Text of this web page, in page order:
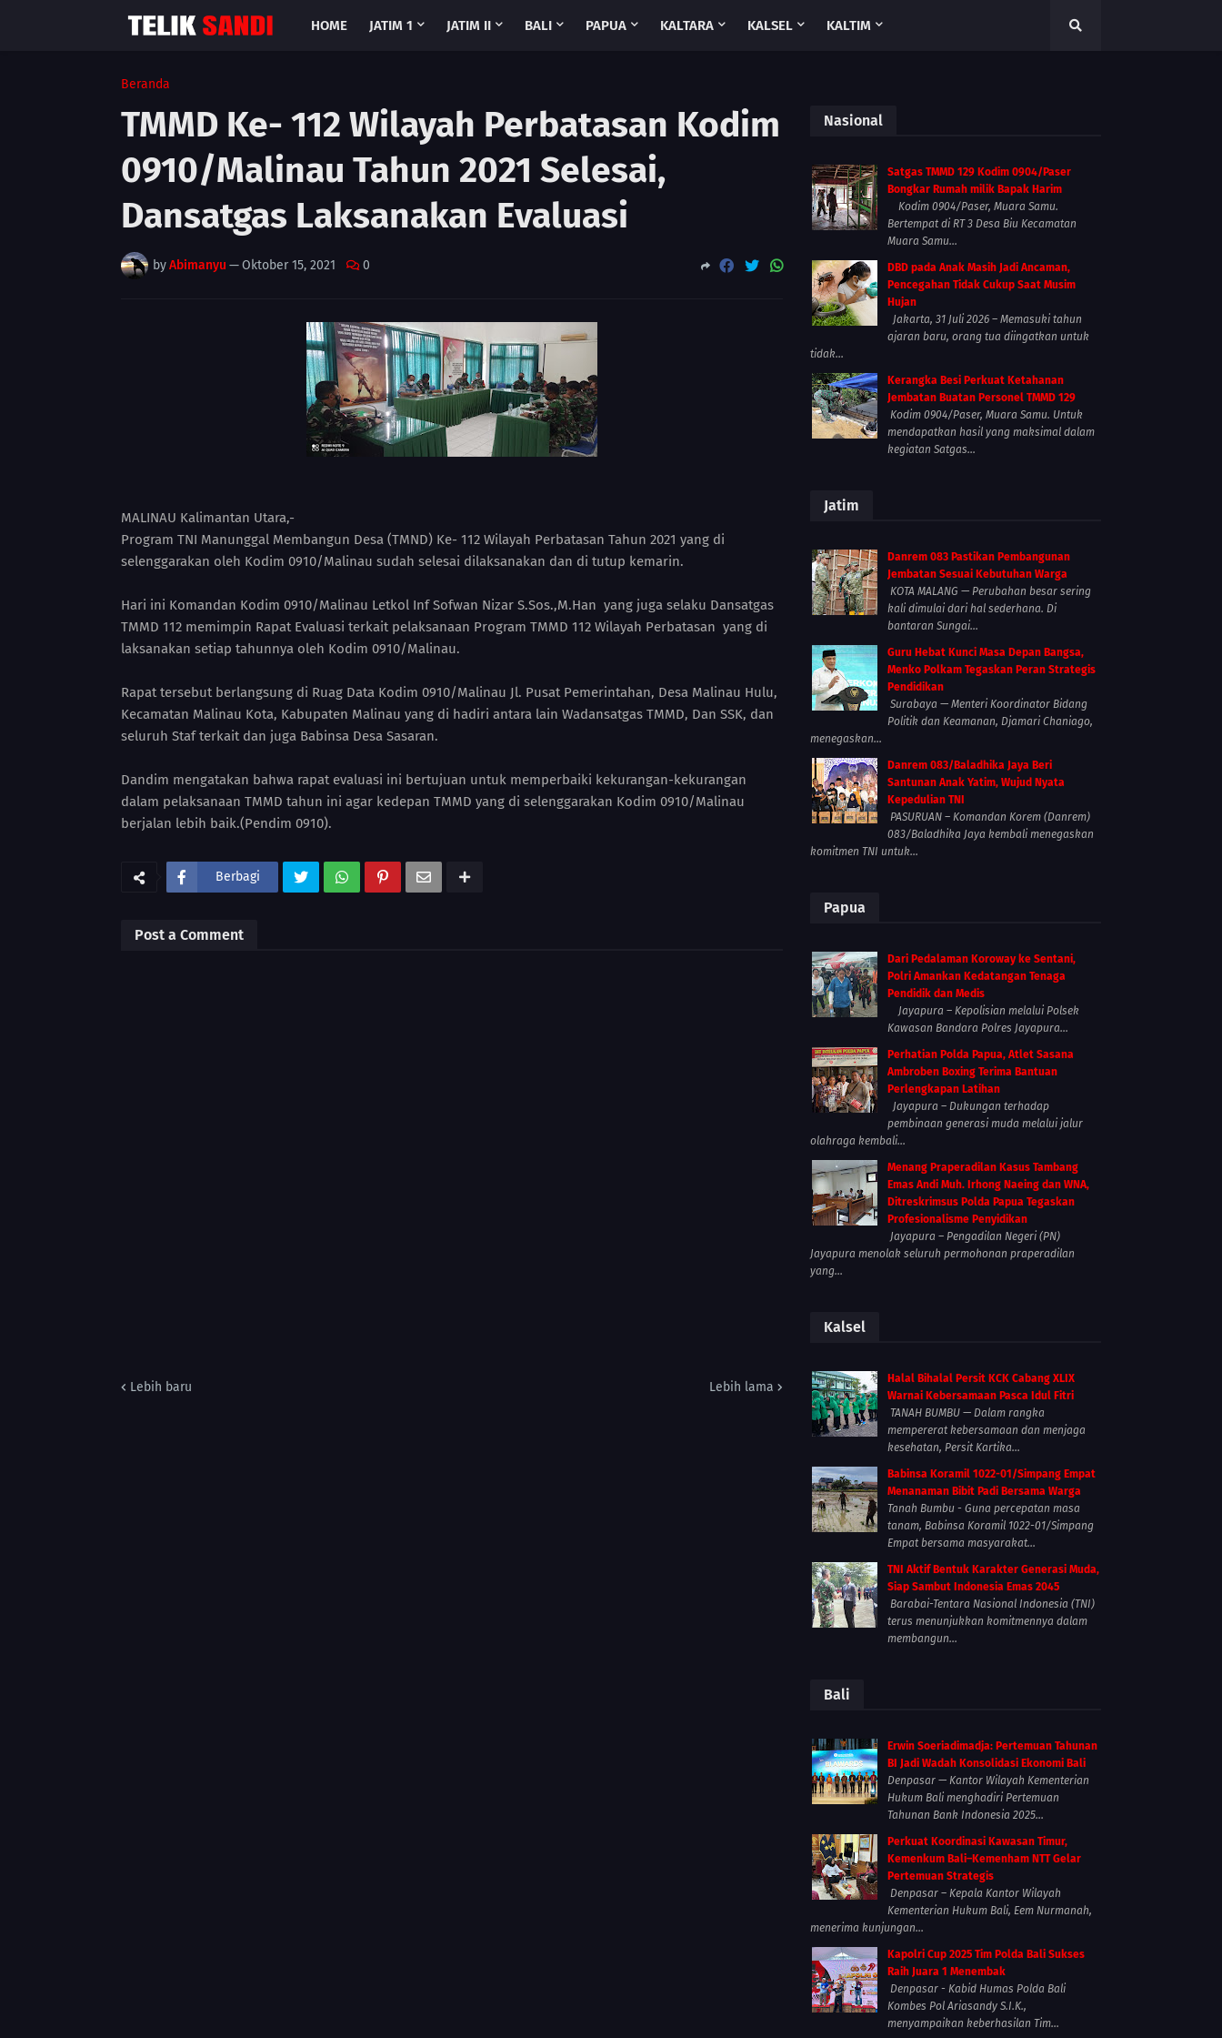
HOME JATIM 1 JATIM II BALI PAPUA KALTARA KALSEL KALTIM
Beranda
TMMD Ke- 112 Wilayah Perbatasan Kodim
0910/Malinau Tahun 2021 Selesai,
Dansatgas Laksanakan Evaluasi
byAbimanyu —Oktober 15, 2021 0
MALINAU Kalimantan Utara,-
Program TNI Manunggal Membangun Desa (TMND) Ke- 112 Wilayah Perbatasan Tahun 2021 yang di
selenggarakan oleh Kodim 0910/Malinau sudah selesai dilaksanakan dan di tutup kemarin.
Hari ini Komandan Kodim 0910/Malinau Letkol Inf Sofwan Nizar S.Sos.,M.Han yang juga selaku Dansatgas
TMMD 112 memimpin Rapat Evaluasi terkait pelaksanaan Program TMMD 112 Wilayah Perbatasan yang di
laksanakan setiap tahunnya oleh Kodim 0910/Malinau.
Rapat tersebut berlangsung di Ruag Data Kodim 0910/Malinau Jl. Pusat Pemerintahan, Desa Malinau Hulu,
Kecamatan Malinau Kota, Kabupaten Malinau yang di hadiri antara lain Wadansatgas TMMD, Dan SSK, dan
seluruh Staf terkait dan juga Babinsa Desa Sasaran.
Dandim mengatakan bahwa rapat evaluasi ini bertujuan untuk memperbaiki kekurangan-kekurangan
dalam pelaksanaan TMMD tahun ini agar kedepan TMMD yang di selenggarakan Kodim 0910/Malinau
berjalan lebih baik.(Pendim 0910).
Berbagi
Post a Comment
Lebih baru Lebih lama
Nasional
Satgas TMMD 129 Kodim 0904/Paser
Bongkar Rumah milik Bapak Harim
Kodim 0904/Paser, Muara Samu.
Bertempat di RT 3 Desa Biu Kecamatan
Muara Samu...
DBD pada Anak Masih Jadi Ancaman,
Pencegahan Tidak Cukup Saat Musim
Hujan
Jakarta, 31 Juli 2026 – Memasuki tahun
ajaran baru, orang tua diingatkan untuk
tidak...
Kerangka Besi Perkuat Ketahanan
Jembatan Buatan Personel TMMD 129
Kodim 0904/Paser, Muara Samu. Untuk
mendapatkan hasil yang maksimal dalam
kegiatan Satgas...
Jatim
Danrem 083 Pastikan Pembangunan
Jembatan Sesuai Kebutuhan Warga
KOTA MALANG — Perubahan besar sering
kali dimulai dari hal sederhana. Di
bantaran Sungai...
Guru Hebat Kunci Masa Depan Bangsa,
Menko Polkam Tegaskan Peran Strategis
Pendidikan
Surabaya — Menteri Koordinator Bidang
Politik dan Keamanan, Djamari Chaniago,
menegaskan...
Danrem 083/Baladhika Jaya Beri
Santunan Anak Yatim, Wujud Nyata
Kepedulian TNI
PASURUAN – Komandan Korem (Danrem)
083/Baladhika Jaya kembali menegaskan
komitmen TNI untuk...
Papua
Dari Pedalaman Koroway ke Sentani,
Polri Amankan Kedatangan Tenaga
Pendidik dan Medis
Jayapura – Kepolisian melalui Polsek
Kawasan Bandara Polres Jayapura...
Perhatian Polda Papua, Atlet Sasana
Ambroben Boxing Terima Bantuan
Perlengkapan Latihan
Jayapura – Dukungan terhadap
pembinaan generasi muda melalui jalur
olahraga kembali...
Menang Praperadilan Kasus Tambang
Emas Andi Muh. Irhong Naeing dan WNA,
Ditreskrimsus Polda Papua Tegaskan
Profesionalisme Penyidikan
Jayapura – Pengadilan Negeri (PN)
Jayapura menolak seluruh permohonan praperadilan
yang...
Kalsel
Halal Bihalal Persit KCK Cabang XLIX
Warnai Kebersamaan Pasca Idul Fitri
TANAH BUMBU — Dalam rangka
mempererat kebersamaan dan menjaga
kesehatan, Persit Kartika...
Babinsa Koramil 1022-01/Simpang Empat
Menanaman Bibit Padi Bersama Warga
Tanah Bumbu - Guna percepatan masa
tanam, Babinsa Koramil 1022-01/Simpang
Empat bersama masyarakat...
TNI Aktif Bentuk Karakter Generasi Muda,
Siap Sambut Indonesia Emas 2045
Barabai-Tentara Nasional Indonesia (TNI)
terus menunjukkan komitmennya dalam
membangun...
Bali
Erwin Soeriadimadja: Pertemuan Tahunan
BI Jadi Wadah Konsolidasi Ekonomi Bali
Denpasar — Kantor Wilayah Kementerian
Hukum Bali menghadiri Pertemuan
Tahunan Bank Indonesia 2025...
Perkuat Koordinasi Kawasan Timur,
Kemenkum Bali–Kemenham NTT Gelar
Pertemuan Strategis
Denpasar – Kepala Kantor Wilayah
Kementerian Hukum Bali, Eem Nurmanah,
menerima kunjungan...
Kapolri Cup 2025 Tim Polda Bali Sukses
Raih Juara 1 Menembak
Denpasar - Kabid Humas Polda Bali
Kombes Pol Ariasandy S.I.K.,
menyampaikan keberhasilan Tim...